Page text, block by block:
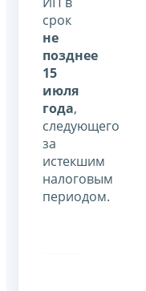
срок
не
позднее
15
июля
года,
следующего
за
истекшим
налоговым
периодом.